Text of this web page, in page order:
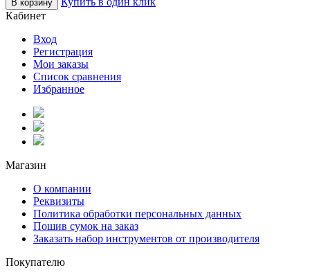
В корзину
Кабинет
Вход
Регистрация
Мои заказы
Список сравнения
Избранное
Магазин
О компании
Реквизиты
Политика обработки персональных данных
Пошив сумок на заказ
Заказать набор инструментов от производителя
Покупателю